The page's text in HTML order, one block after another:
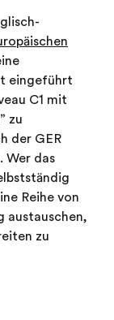
eingeführt
C1 mit
zu
der GER
Wer das
Reihe von
austauschen,
zu